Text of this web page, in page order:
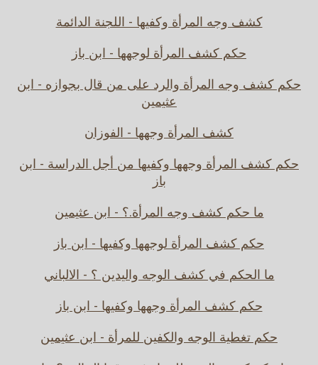
كشف وجه المرأة وكفيها - اللجنة الدائمة
حكم كشف المرأة لوجهها - ابن باز
حكم كشف وجه المرأة والرد على من قال بجوازه - ابن
عثيمين
كشف المرأة وجهها - الفوزان
حكم كشف المرأة وجهها وكفيها من أجل الدراسة - ابن
باز
ما حكم كشف وجه المرأة.؟ - ابن عثيمين
حكم كشف المرأة لوجهها وكفيها - ابن باز
ما الحكم في كشف الوجه واليدين ؟ - الالباني
حكم كشف المرأة وجهها وكفيها - ابن باز
حكم تغطية الوجه والكفين للمرأة - ابن عثيمين